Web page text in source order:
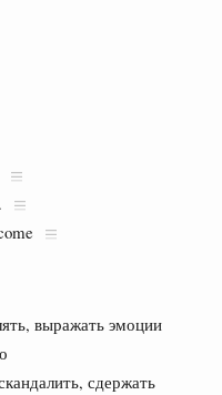
выражать эмоции
сдержать